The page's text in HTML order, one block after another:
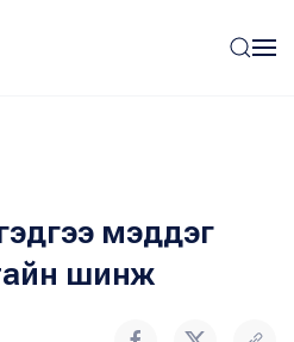
мэддэг
шинж